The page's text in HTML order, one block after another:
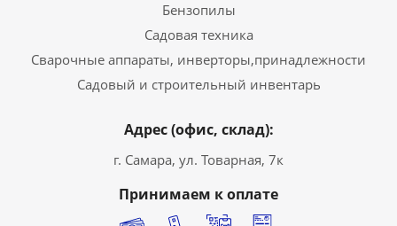
Бензопилы
Садовая техника
Сварочные аппараты, инверторы,принадлежности
Садовый и строительный инвентарь
Адрес (офис, склад):
г. Самара, ул. Товарная, 7к
Принимаем к оплате